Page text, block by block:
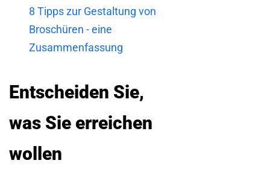
8 Tipps zur Gestaltung von
Broschüren - eine
Zusammenfassung
Entscheiden Sie,
was Sie erreichen
wollen